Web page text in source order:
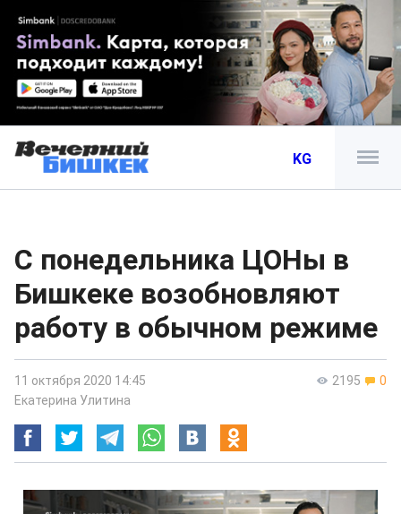
KG
С понедельника ЦОНы в
Бишкеке возобновляют
работу в обычном режиме
2195 0
11 октября 2020 14:45
Екатерина Улитина